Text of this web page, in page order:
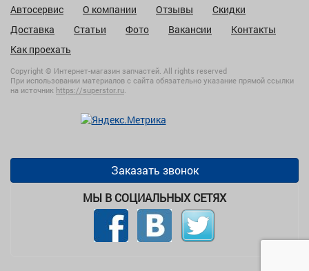
Автосервис
О компании Отзывы
Скидки
Доставка
Статьи Фото Вакансии
Контакты
Как проехать
Copyright © Интернет-магазин запчастей. All rights reserved
При использовании материалов с сайта обязательно указание прямой ссылки
на источник https://superstor.ru
Заказать звонок
МЫ В СОЦИАЛЬНЫХ СЕТЯХ